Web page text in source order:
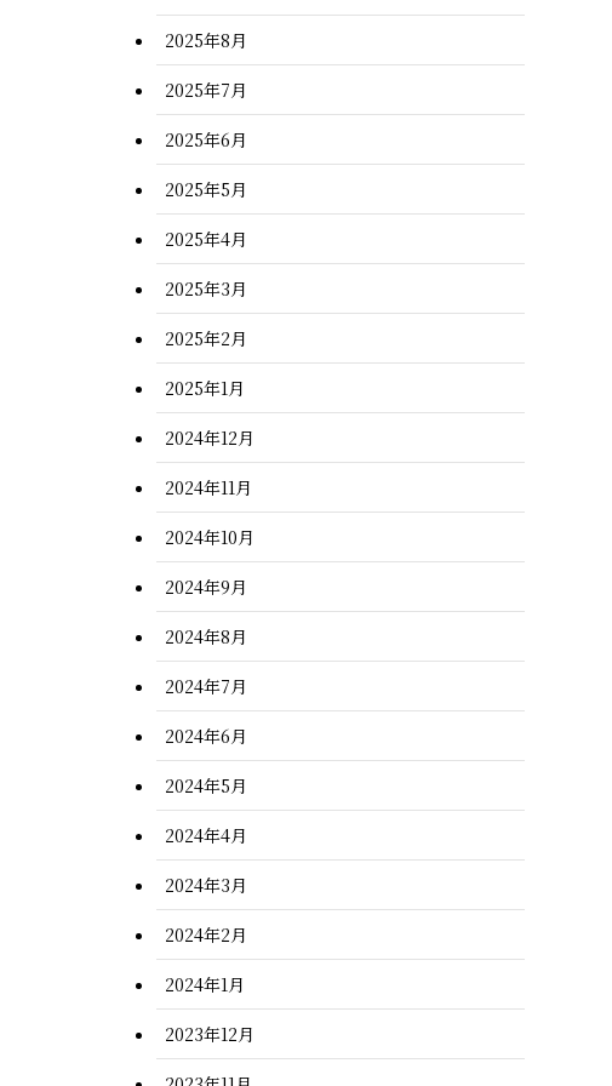
2025年8月
2025年7月
2025年6月
2025年5月
2025年4月
2025年3月
2025年2月
2025年1月
2024年12月
2024年11月
2024年10月
2024年9月
2024年8月
2024年7月
2024年6月
2024年5月
2024年4月
2024年3月
2024年2月
2024年1月
2023年12月